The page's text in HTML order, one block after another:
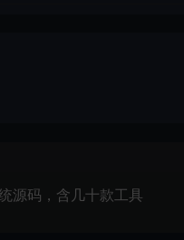
源码，含几十款工具